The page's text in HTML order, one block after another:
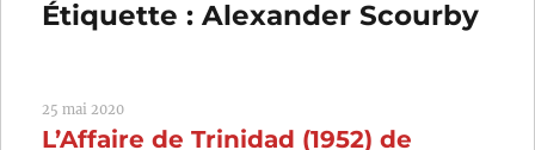
Étiquette :Alexander Scourby
25 mai 2020
L’Affaire de Trinidad (1952) de